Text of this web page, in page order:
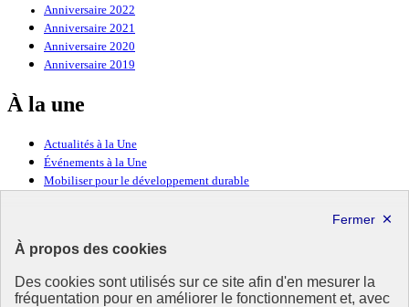
À propos des cookies
Des cookies sont utilisés sur ce site afin d'en mesurer la
fréquentation pour en améliorer le fonctionnement et, avec
Anniversaire 2022
Anniversaire 2021
Anniversaire 2020
Anniversaire 2019
À la une
Actualités à la Une
Événements à la Une
Mobiliser pour le développement durable
Ressources
Ressources